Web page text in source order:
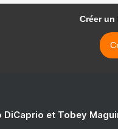
Créer
DiCaprio et Tobey